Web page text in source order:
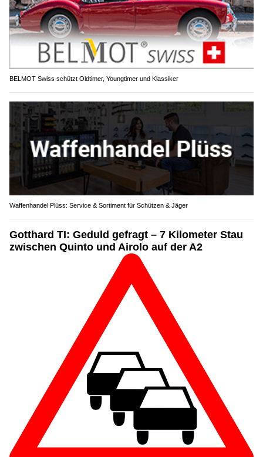
BELMOT Swiss schützt Oldtimer, Youngtimer und Klassiker
Waffenhandel Plüss: Service & Sortiment für Schützen & Jäger
Gotthard TI: Geduld gefragt – 7 Kilometer Stau
zwischen Quinto und Airolo auf der A2